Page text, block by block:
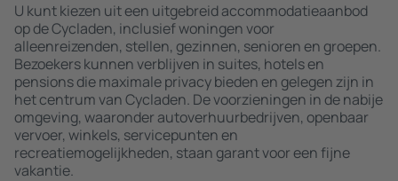
U kunt kiezen uit een uitgebreid accommodatieaanbod
op de Cycladen, inclusief woningen voor
alleenreizenden, stellen, gezinnen, senioren en groepen.
Bezoekers kunnen verblijven in suites, hotels en
pensions die maximale privacy bieden en gelegen zijn in
het centrum van Cycladen. De voorzieningen in de nabije
omgeving, waaronder autoverhuurbedrijven, openbaar
vervoer, winkels, servicepunten en
recreatiemogelijkheden, staan garant voor een fijne
vakantie.